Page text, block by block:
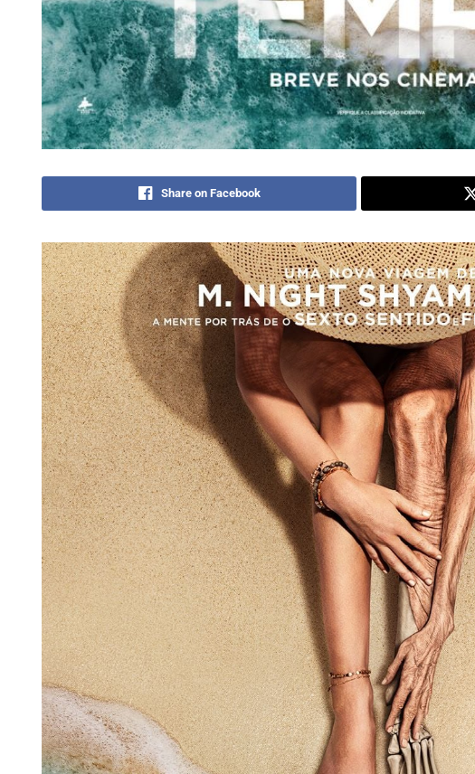
Share on Facebook